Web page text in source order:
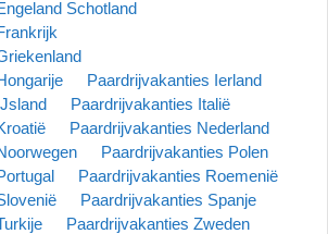
Schotland
Paardrijvakanties Ierland
Paardrijvakanties Italië
Paardrijvakanties Nederland
Paardrijvakanties Polen
Paardrijvakanties Roemenië
Paardrijvakanties Spanje
Paardrijvakanties Zweden